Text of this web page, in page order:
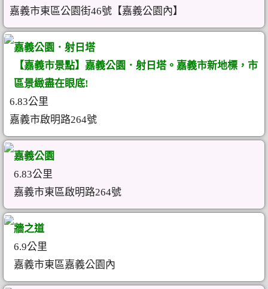
嘉義市東區公園街46號【嘉義公園內】
嘉義公園．射日塔
【嘉義市景點】嘉義公園．射日塔。嘉義市新地標，市
區景緻盡在眼底!
6.83公里
嘉義市啟明路264號
嘉義公園
6.83公里
嘉義市東區啟明路264號
牆之道
6.9公里
嘉義市東區嘉義公園內